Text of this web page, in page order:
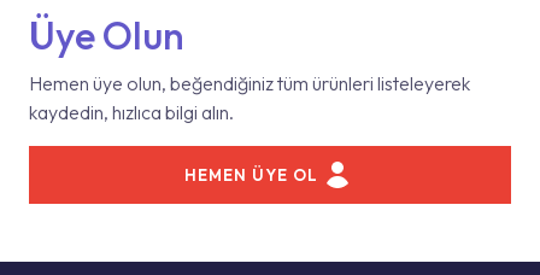
Üye Olun
Hemen üye olun, beğendiğiniz tüm ürünleri listeleyerek
kaydedin, hızlıca bilgi alın.
HEMEN ÜYE OL